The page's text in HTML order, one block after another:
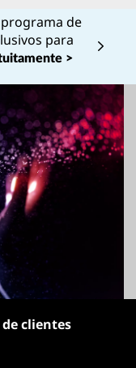
de
para
>
displaying item 1 of
clientes